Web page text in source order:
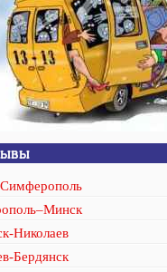
Николаев
Бердянск